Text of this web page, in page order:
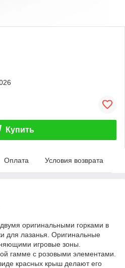
Купить
Оплата Условия возврата
оригинальными горками в
для лазанья. Оригинальные
игровые зоны.
гамме с розовыми элементами.
красных крыш делают его